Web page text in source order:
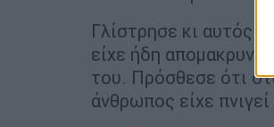
Γλίστρησε κι αυτός
είχε ήδη
του. Πρόσθεσε ότι
άνθρωπος είχε